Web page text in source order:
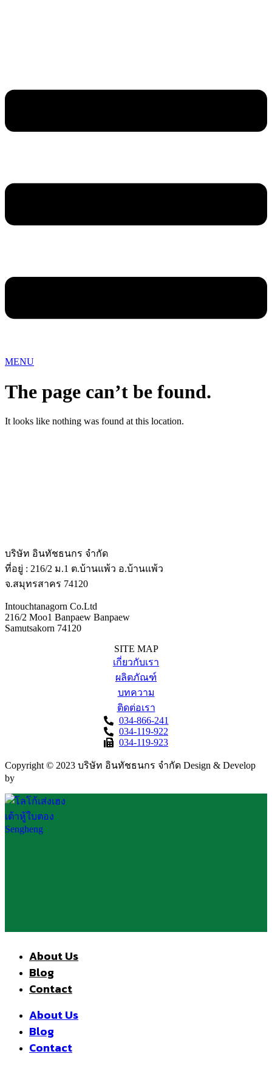
MENU
The page can’t be found.
It looks like nothing was found at this location.
บริษัท อินทัชธนกร จำกัด
ที่อยู่ : 216/2 ม.1 ต.บ้านแพ้ว อ.บ้านแพ้ว
จ.สมุทรสาคร 74120
Intouchtanagorn Co.Ltd
216/2 Moo1 Banpaew Banpaew
Samutsakorn 74120
SITE MAP
เกี่ยวกับเรา
ผลิตภัณฑ์
บทความ
ติดต่อเรา
034-866-241
034-119-922
034-119-923
Copyright © 2023 บริษัท อินทัชธนกร จำกัด Design & Develop
by
About Us
Blog
Contact
About Us
Blog
Contact